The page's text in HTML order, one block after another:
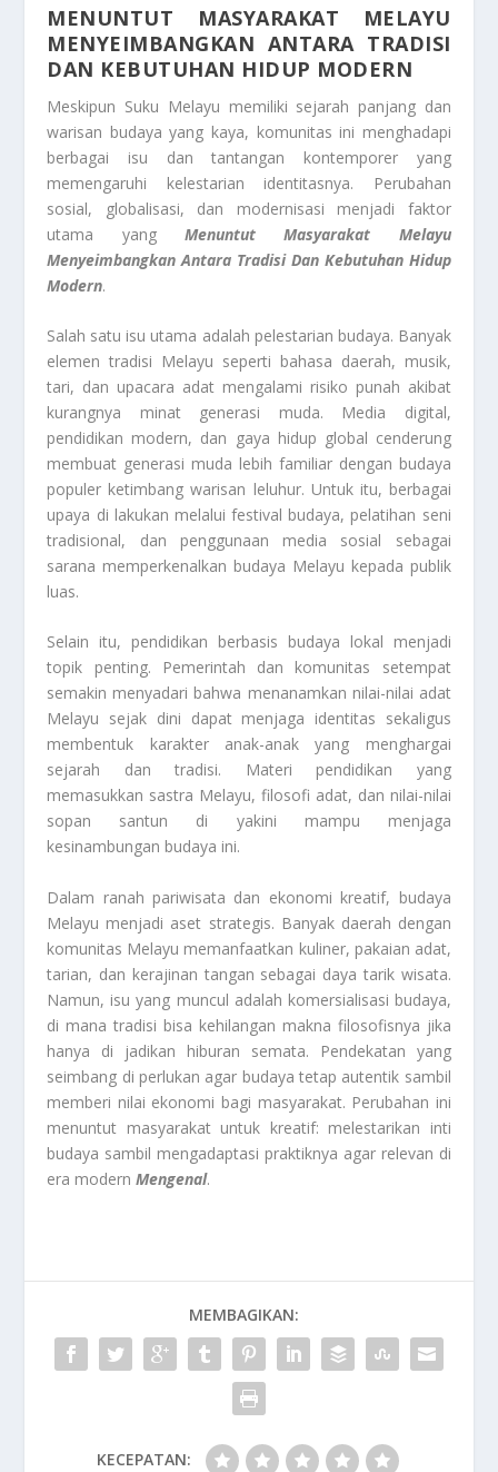
MENUNTUT MASYARAKAT MELAYU
MENYEIMBANGKAN ANTARA TRADISI
DAN KEBUTUHAN HIDUP MODERN
Meskipun Suku Melayu memiliki sejarah panjang dan
warisan budaya yang kaya, komunitas ini menghadapi
berbagai isu dan tantangan kontemporer yang
memengaruhi kelestarian identitasnya. Perubahan
sosial, globalisasi, dan modernisasi menjadi faktor
utama yang Menuntut Masyarakat Melayu
Menyeimbangkan Antara Tradisi Dan Kebutuhan Hidup
Modern.
Salah satu isu utama adalah pelestarian budaya. Banyak
elemen tradisi Melayu seperti bahasa daerah, musik,
tari, dan upacara adat mengalami risiko punah akibat
kurangnya minat generasi muda. Media digital,
pendidikan modern, dan gaya hidup global cenderung
membuat generasi muda lebih familiar dengan budaya
populer ketimbang warisan leluhur. Untuk itu, berbagai
upaya di lakukan melalui festival budaya, pelatihan seni
tradisional, dan penggunaan media sosial sebagai
sarana memperkenalkan budaya Melayu kepada publik
luas.
Selain itu, pendidikan berbasis budaya lokal menjadi
topik penting. Pemerintah dan komunitas setempat
semakin menyadari bahwa menanamkan nilai-nilai adat
Melayu sejak dini dapat menjaga identitas sekaligus
membentuk karakter anak-anak yang menghargai
sejarah dan tradisi. Materi pendidikan yang
memasukkan sastra Melayu, filosofi adat, dan nilai-nilai
sopan santun di yakini mampu menjaga
kesinambungan budaya ini.
Dalam ranah pariwisata dan ekonomi kreatif, budaya
Melayu menjadi aset strategis. Banyak daerah dengan
komunitas Melayu memanfaatkan kuliner, pakaian adat,
tarian, dan kerajinan tangan sebagai daya tarik wisata.
Namun, isu yang muncul adalah komersialisasi budaya,
di mana tradisi bisa kehilangan makna filosofisnya jika
hanya di jadikan hiburan semata. Pendekatan yang
seimbang di perlukan agar budaya tetap autentik sambil
memberi nilai ekonomi bagi masyarakat. Perubahan ini
menuntut masyarakat untuk kreatif: melestarikan inti
budaya sambil mengadaptasi praktiknya agar relevan di
era modernMengenal.
MEMBAGIKAN:
KECEPATAN: